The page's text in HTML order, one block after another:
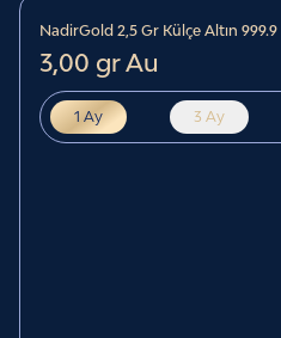
NadirGold 2‚5 Gr Külçe Altın 999.9
3,00 gr Au
1 Ay 3 Ay